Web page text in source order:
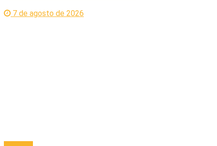
7 de agosto de 2026